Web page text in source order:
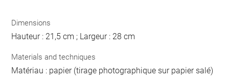
Dimensions
Hauteur : 21,5 cm ; Largeur : 28 cm
Materials and techniques
Matériau : papier (tirage photographique sur papier salé)